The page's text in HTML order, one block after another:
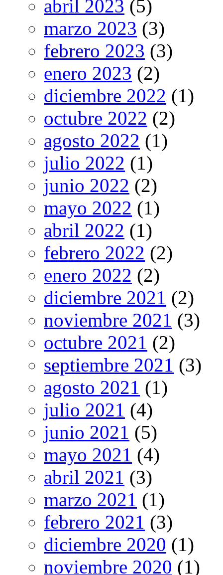
abril 2023 (5)
marzo 2023 (3)
febrero 2023 (3)
enero 2023 (2)
diciembre 2022 (1)
octubre 2022 (2)
agosto 2022 (1)
julio 2022 (1)
junio 2022 (2)
mayo 2022 (1)
abril 2022 (1)
febrero 2022 (2)
enero 2022 (2)
diciembre 2021 (2)
noviembre 2021 (3)
octubre 2021 (2)
septiembre 2021 (3)
agosto 2021 (1)
julio 2021 (4)
junio 2021 (5)
mayo 2021 (4)
abril 2021 (3)
marzo 2021 (1)
febrero 2021 (3)
diciembre 2020 (1)
noviembre 2020 (1)